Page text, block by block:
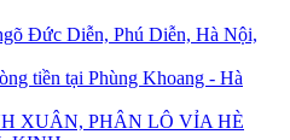
Đức Diễn, Phú Diễn, Hà Nội,
tiền tại Phùng Khoang - Hà
XUÂN, PHÂN LÔ VỈA HÈ